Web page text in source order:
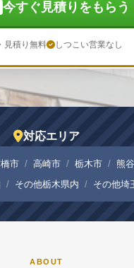
今すぐ見積りをもらう
見積り無料 しつこい営業なし
対応エリア
市 高崎市 栃木市
熊
その他栃木県内 その他埼
ABOUT